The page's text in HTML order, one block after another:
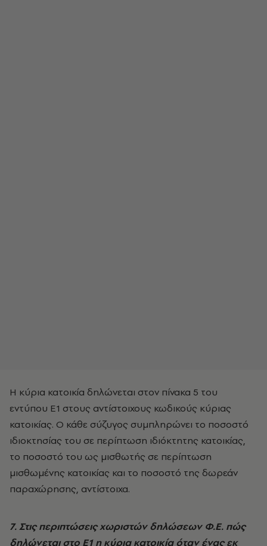
Η κύρια κατοικία δηλώνεται στον πίνακα 5 του
εντύπου Ε1 στους αντίστοιχους κωδικούς κύριας
κατοικίας. Ο κάθε σύζυγος συμπληρώνει το ποσοστό
ιδιοκτησίας του σε περίπτωση ιδιόκτητης κατοικίας,
το ποσοστό του ως μισθωτής σε περίπτωση
μισθωμένης κατοικίας και το ποσοστό της δωρεάν
παραχώρησης, αντίστοιχα.
7. Στις περιπτώσεις χωριστών δηλώσεων Φ.Ε. πώς
δηλώνεται στο Ε1 η κύρια κατοικία όταν ένας εκ